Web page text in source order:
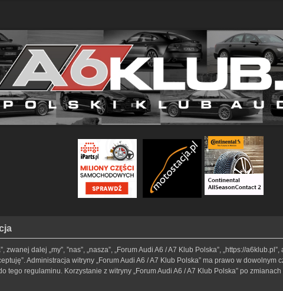
zwanej dalej „my”, ”nas”, „nasza”, „Forum Audi A6 / A7 Klub Polska”, „https://
Administracja witryny „Forum Audi A6 / A7 Klub Polska” ma prawo w
regulaminu. Korzystanie z witryny „Forum Audi A6 / A7 Klub Polska” po